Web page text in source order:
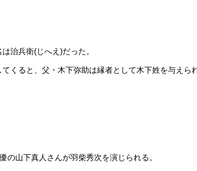
治兵衛(じへえ)だった。
くると、父・木下弥助は縁者として木下姓を与えら
の山下真人さんが羽柴秀次を演じられる。